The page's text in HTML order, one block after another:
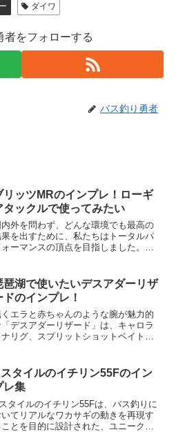
ダイワ
者をフォローする
バス釣り勇者
リッツMRのインプレ！ローギ
タックルで使ってみたい
内外を問わず、どんな環境でも最高の
を出すために、私たちはトータルパ
ォーマンスの頂点を目指しました。そ
べての要素において最高峰であり、そ
強みをすべて盛り込む...
琶湖で使いたいデスアダーリザ
ドのインプレ！
エラと赤ちゃんのような腕が魅力的
「デスアダーリザード」は、キャロラ
ナリグ、スプリットショットベイト、
ンカーリグでは、後ろ足のキックアク
ョンが慣性の滑りを抑え、...
スタイルのイチリン55Fのイン
レ集
タイルのイチリン55Fは、バス釣りに
いてリアルなワカサギの動きを再現す
ことを目的に設計された、ユニークな